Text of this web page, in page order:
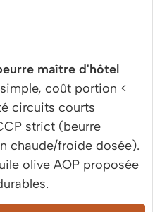
maître d'hôtel
coût portion <
circuits courts
strict (beurre
chaude/froide dosée).
olive AOP proposée